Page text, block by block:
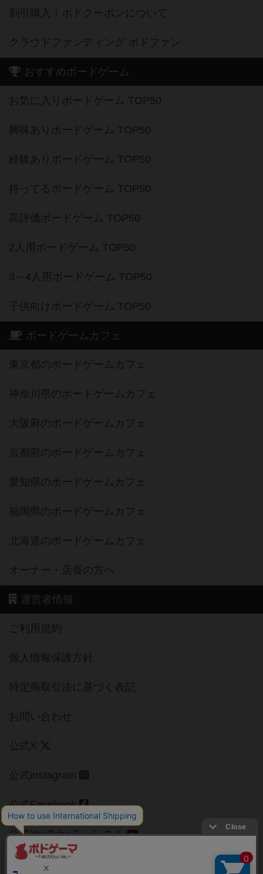
割引購入！ボドクーポンについて
クラウドファンディング ボドファン
おすすめボードゲーム
お気に入りボードゲーム TOP50
興味ありボードゲーム TOP50
経験ありボードゲーム TOP50
持ってるボードゲーム TOP50
高評価ボードゲーム TOP50
2人用ボードゲーム TOP50
3～4人用ボードゲーム TOP50
子供向けボードゲーム TOP50
ボードゲームカフェ
東京都のボードゲームカフェ
神奈川県のボードゲームカフェ
大阪府のボードゲームカフェ
京都府のボードゲームカフェ
愛知県のボードゲームカフェ
福岡県のボードゲームカフェ
北海道のボードゲームカフェ
オーナー・店長の方へ
運営者情報
ご利用規約
個人情報保護方針
特定商取引法に基づく表記
お問い合わせ
公式X
公式instagram
公式Facebook
公式YouTubeチャンネル